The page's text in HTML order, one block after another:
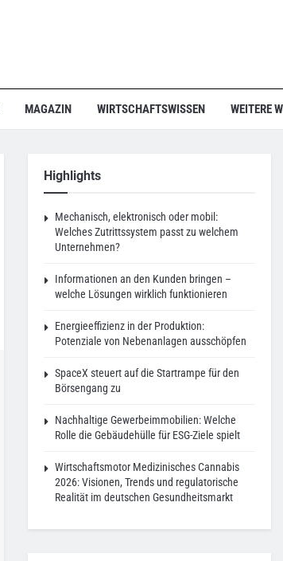
MAGAZIN WIRTSCHAFTSWISSEN WEITERE
Highlights
Mechanisch, elektronisch oder mobil:
Welches Zutrittssystem passt zu welchem
Unternehmen?
Informationen an den Kunden bringen –
welche Lösungen wirklich funktionieren
Energieeffizienz in der Produktion:
Potenziale von Nebenanlagen ausschöpfen
SpaceX steuert auf die Startrampe für den
Börsengang zu
Nachhaltige Gewerbeimmobilien: Welche
Rolle die Gebäudehülle für ESG-Ziele spielt
Wirtschaftsmotor Medizinisches Cannabis
2026: Visionen, Trends und regulatorische
Realität im deutschen Gesundheitsmarkt